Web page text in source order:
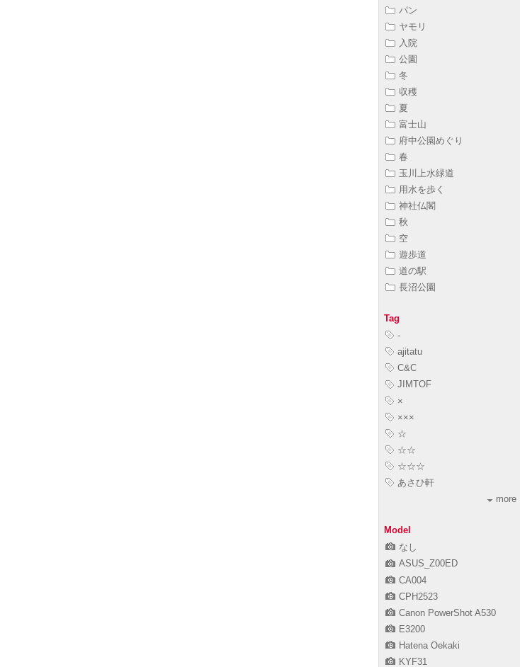
パン
ヤモリ
入院
公園
冬
収穫
夏
富士山
府中公園めぐり
春
玉川上水緑道
用水を歩く
神社仏閣
秋
空
遊歩道
道の駅
長沼公園
Tag
-
ajitatu
C&C
JIMTOF
×
×××
☆
☆☆
☆☆☆
あさひ軒
more
Model
なし
ASUS_Z00ED
CA004
CPH2523
Canon PowerShot A530
E3200
Hatena Oekaki
KYF31